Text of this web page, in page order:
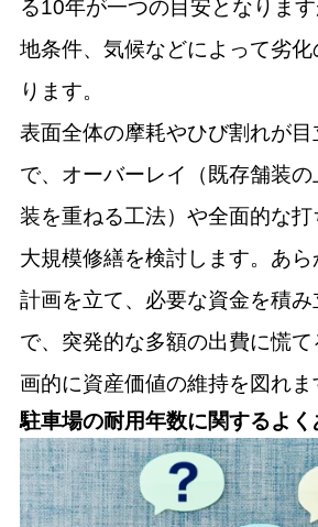
る10年が一つの目安となりま
地条件、気候などによって劣
ります。
表面全体の摩耗やひび割れが
で、オーバーレイ（既存舗装
装を重ねる工法）や全面的な
大規模修繕を検討します。あ
計画を立て、必要な資金を積み
で、突発的な多額の出費に慌
画的に資産価値の維持を図れま
駐車場の耐用年数に関するよく